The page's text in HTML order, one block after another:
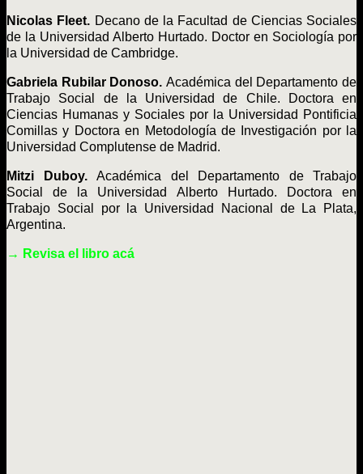
Nicolas Fleet. Decano de la Facultad de Ciencias Sociales
de la Universidad Alberto Hurtado. Doctor en Sociología por
la Universidad de Cambridge.
Gabriela Rubilar Donoso. Académica del Departamento de
Trabajo Social de la Universidad de Chile. Doctora en
Ciencias Humanas y Sociales por la Universidad Pontificia
Comillas y Doctora en Metodología de Investigación por la
Universidad Complutense de Madrid.
Mitzi Duboy. Académica del Departamento de Trabajo
Social de la Universidad Alberto Hurtado. Doctora en
Trabajo Social por la Universidad Nacional de La Plata,
Argentina.
→ Revisa el libro acá